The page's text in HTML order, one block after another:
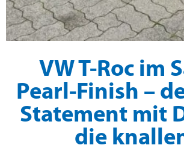
VW T-Roc im
Pearl-Finish –
Statement mit
die